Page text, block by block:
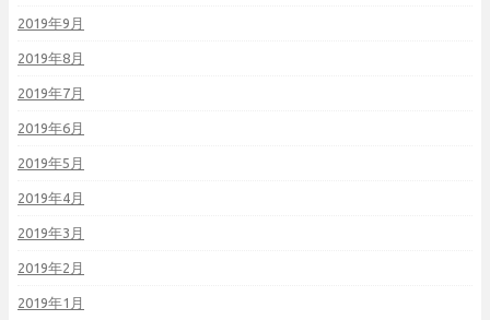
2019年9月
2019年8月
2019年7月
2019年6月
2019年5月
2019年4月
2019年3月
2019年2月
2019年1月